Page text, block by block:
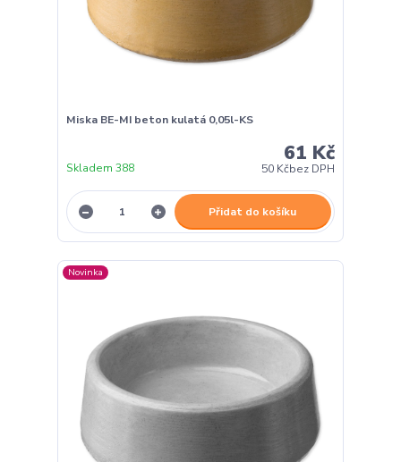
Miska BE-MI beton kulatá 0,05l-KS
61 Kč
50 Kčbez DPH
Skladem 388
Přidat do košíku
Novinka